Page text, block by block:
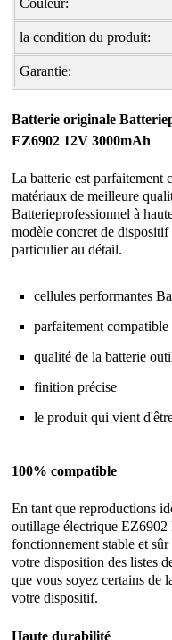
la condition du produit:
Garantie:
Batterie originale
EZ6902 12V 3000mAh
La batterie est parfaitement
matériaux de meilleure
Batterieprofessionnel à
modèle concret de
particulier au détail.
cellules performantes
parfaitement
qualité de labatterie
finition précise
le produit qui vient
100% compatible
En tant que reproductions
outillage électrique EZ6902
fonctionnement stable et
votre disposition des listes
que vous soyez certains de
votre dispositif.
Haute durabilité